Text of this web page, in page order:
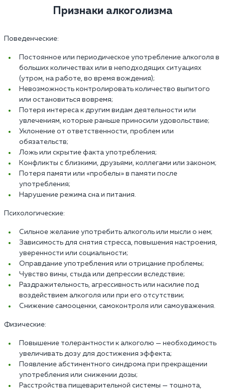
Признаки алкоголизма
Поведенческие:
Постоянное или периодическое употребление алкоголя в
больших количествах или в неподходящих ситуациях
(утром, на работе, во время вождения);
Невозможность контролировать количество выпитого
или остановиться вовремя;
Потеря интереса к другим видам деятельности или
увлечениям, которые раньше приносили удовольствие;
Уклонение от ответственности, проблем или
обязательств;
Ложь или скрытие факта употребления;
Конфликты с близкими, друзьями, коллегами или законом;
Потеря памяти или «пробелы» в памяти после
употребления;
Нарушение режима сна и питания.
Психологические:
Сильное желание употребить алкоголь или мысли о нем;
Зависимость для снятия стресса, повышения настроения,
уверенности или социальности;
Оправдание употребления или отрицание проблемы;
Чувство вины, стыда или депрессии вследствие;
Раздражительность, агрессивность или насилие под
воздействием алкоголя или при его отсутствии;
Снижение самооценки, самоконтроля или самоуважения.
Физические:
Повышение толерантности к алкоголю — необходимость
увеличивать дозу для достижения эффекта;
Появление абстинентного синдрома при прекращении
употребления или снижении дозы;
Расстройства пищеварительной системы — тошнота,